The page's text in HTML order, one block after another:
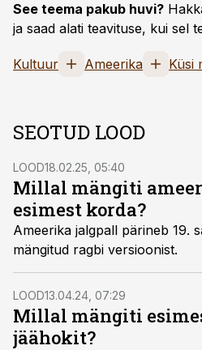
See teema pakub huvi?
ja saad alati teavituse, kui sel
Kultuur Ameerika Küsi
SEOTUD LOOD
LOOD18.02.25, 05:40
Millal mängiti
esimest korda?
Ameerika jalgpall pärineb 19.
mängitud ragbi versioonist.
LOOD13.04.24, 07:29
Millal mängiti
jäähokit?